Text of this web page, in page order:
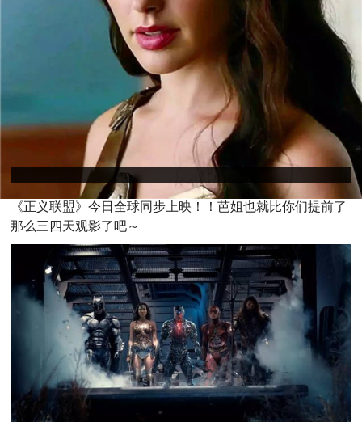
《正义联盟》今日全球同步上映！！芭姐也就比你们提前了
那么三四天观影了吧～